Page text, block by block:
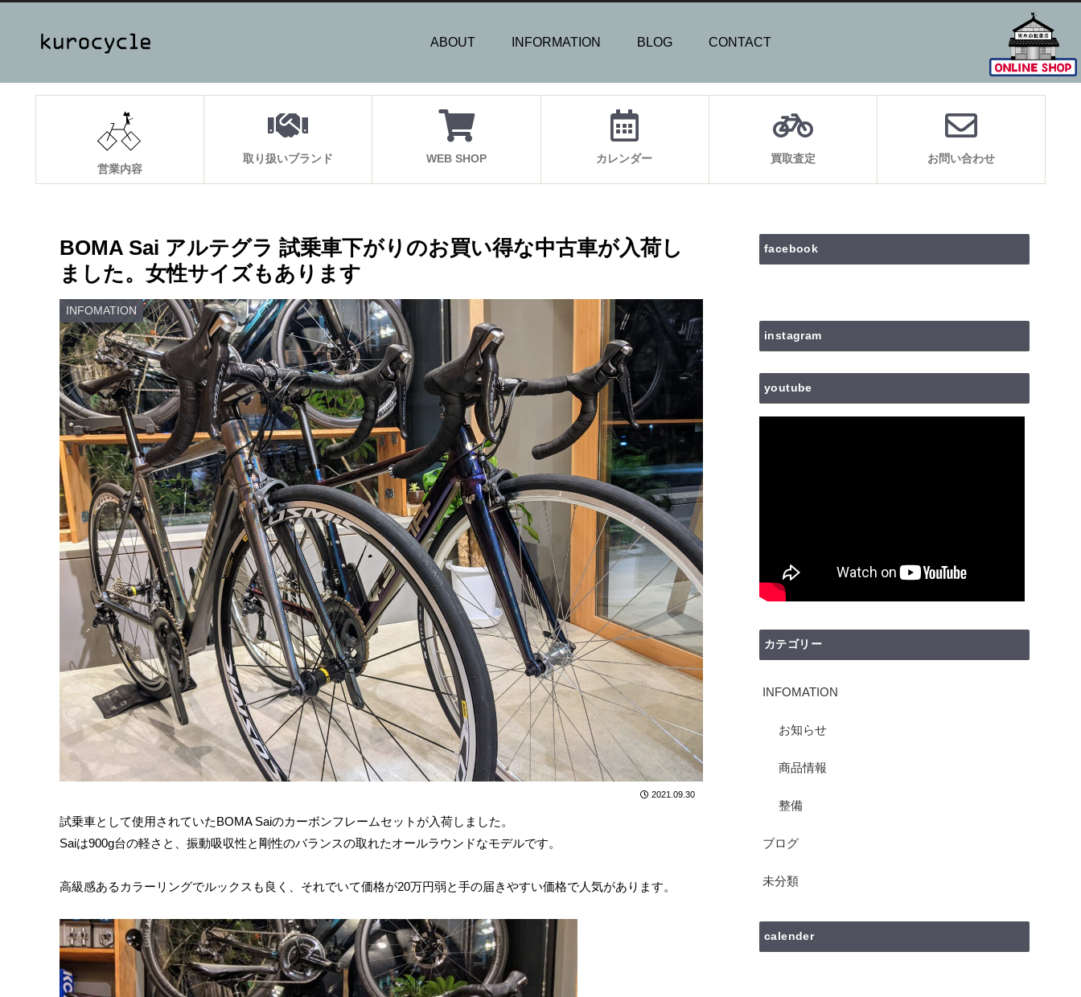
ABOUT INFORMATION BLOG CONTACT
営業内容
取り扱いブランド WEB SHOP カレンダー 買取査定 お問い合わせ
BOMA Sai アルテグラ 試乗車下がりのお買い得な中古車が入荷し
ました。女性サイズもあります
INFOMATION
2021.09.30
試乗車として使用されていたBOMA Saiのカーボンフレームセットが入荷しました。
Saiは900g台の軽さと、振動吸収性と剛性のバランスの取れたオールラウンドなモデルです。
高級感あるカラーリングでルックスも良く、それでいて価格が20万円弱と手の届きやすい価格で人気があります。
facebook
instagram
youtube
カテゴリー
INFOMATION
お知らせ
商品情報
整備
ブログ
未分類
calender